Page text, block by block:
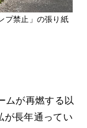
プ禁止」の張り紙
ムが再燃する以
が長年通ってい